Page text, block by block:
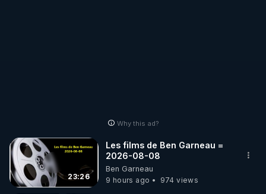
🌱 INSTAGRAM
https://www.instagram.com/rdlr_thierrycasasnovas/
Why this ad?
23:26
Les films de Ben Garneau =
2026-08-08
Ben Garneau
9 hours ago
974 views